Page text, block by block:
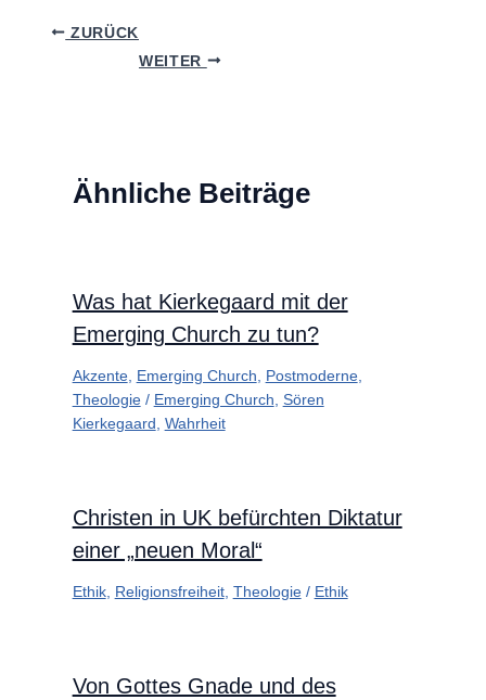
ZURÜCK
WEITER
Ähnliche Beiträge
Was hat Kierkegaard mit der
Emerging Church zu tun?
Akzente, Emerging Church, Postmoderne,
Theologie/ Emerging Church, Sören
Kierkegaard, Wahrheit
Christen in UK befürchten Diktatur
einer „neuen Moral“
Ethik, Religionsfreiheit, Theologie/ Ethik
Von Gottes Gnade und des